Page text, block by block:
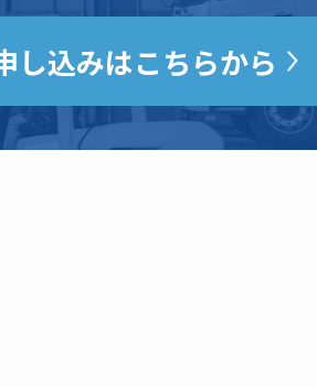
し込みはこちらから